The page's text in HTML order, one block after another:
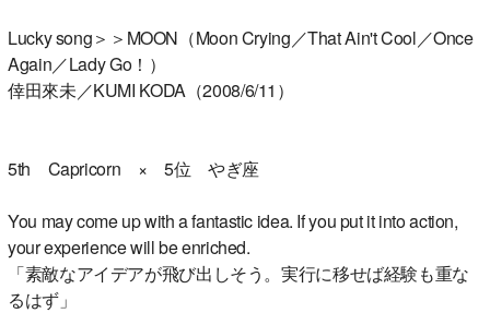
Lucky song＞＞MOON（Moon Crying／That Ain't Cool／Once
Again／Lady Go！）
倖田來未／KUMI KODA（2008/6/11）
5th Capricorn × 5位 やぎ座
You may come up with a fantastic idea. If you put it into action,
your experience will be enriched.
「素敵なアイデアが飛び出しそう。実行に移せば経験も重な
るはず」